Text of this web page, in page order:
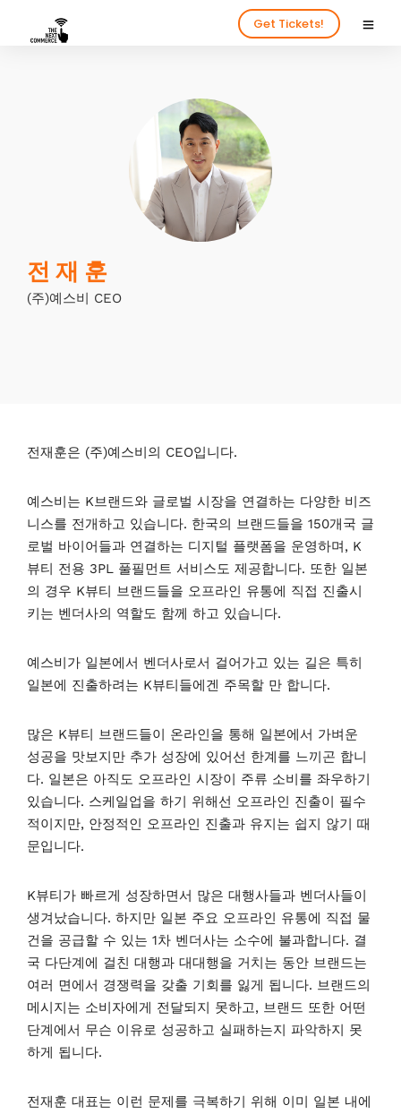
Get Tickets!
전 재 훈
(주)예스비 CEO
전재훈은 (주)예스비의 CEO입니다.
예스비는 K브랜드와 글로벌 시장을 연결하는 다양한 비즈
니스를 전개하고 있습니다. 한국의 브랜드들을 150개국 글
로벌 바이어들과 연결하는 디지털 플랫폼을 운영하며, K
뷰티 전용 3PL 풀필먼트 서비스도 제공합니다. 또한 일본
의 경우 K뷰티 브랜드들을 오프라인 유통에 직접 진출시
키는 벤더사의 역할도 함께 하고 있습니다.
예스비가 일본에서 벤더사로서 걸어가고 있는 길은 특히
일본에 진출하려는 K뷰티들에겐 주목할 만 합니다.
많은 K뷰티 브랜드들이 온라인을 통해 일본에서 가벼운
성공을 맛보지만 추가 성장에 있어선 한계를 느끼곤 합니
다. 일본은 아직도 오프라인 시장이 주류 소비를 좌우하기
있습니다. 스케일업을 하기 위해선 오프라인 진출이 필수
적이지만, 안정적인 오프라인 진출과 유지는 쉽지 않기 때
문입니다.
K뷰티가 빠르게 성장하면서 많은 대행사들과 벤더사들이
생겨났습니다. 하지만 일본 주요 오프라인 유통에 직접 물
건을 공급할 수 있는 1차 벤더사는 소수에 불과합니다. 결
국 다단계에 걸친 대행과 대대행을 거치는 동안 브랜드는
여러 면에서 경쟁력을 갖출 기회를 잃게 됩니다. 브랜드의
메시지는 소비자에게 전달되지 못하고, 브랜드 또한 어떤
단계에서 무슨 이유로 성공하고 실패하는지 파악하지 못
하게 됩니다.
전재훈 대표는 이런 문제를 극복하기 위해 이미 일본 내에